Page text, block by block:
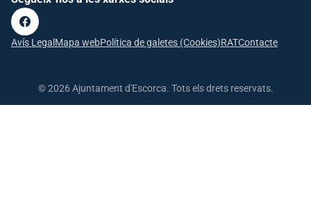
Avís Legal Mapa webPolítica de galetes (Cookies)RATContacte
© 2026 Ajuntament d'Escorca. Tots els drets reservats.